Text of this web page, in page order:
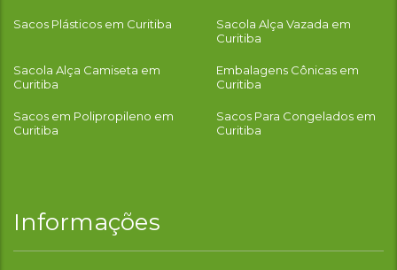
Sacos Plásticos em Curitiba
Sacola Alça Vazada em
Curitiba
Sacola Alça Camiseta em
Curitiba
Embalagens Cônicas em
Curitiba
Sacos em Polipropileno em
Curitiba
Sacos Para Congelados em
Curitiba
Informações